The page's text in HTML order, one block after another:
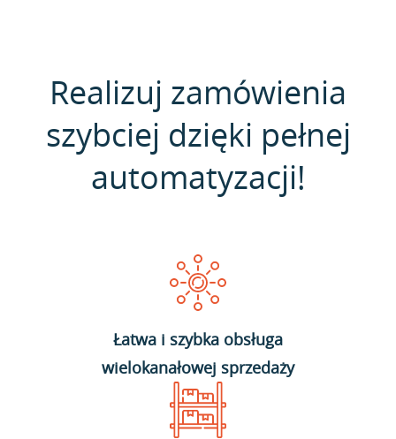
Realizuj zamówienia
szybciej dzięki pełnej
automatyzacji!
Łatwa i szybka obsługa
wielokanałowej sprzedaży